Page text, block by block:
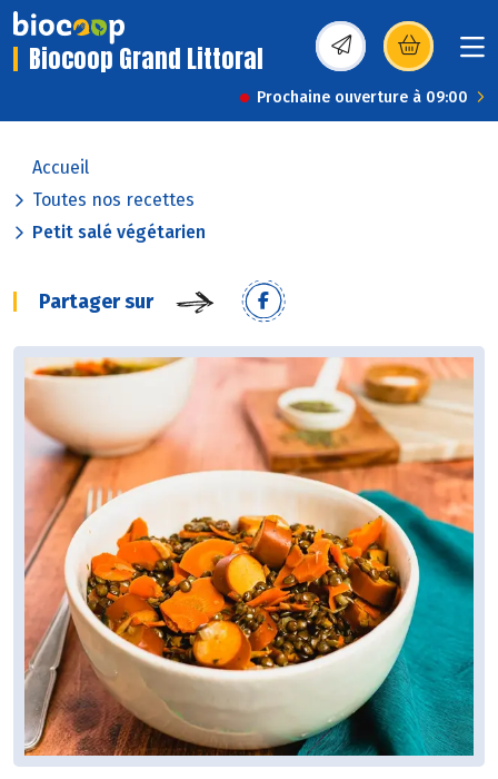
Biocoop Grand Littoral (s’ouvre dans une
Prochaine ouverture à 09:00
Accueil
Toutes nos recettes
Petit salé végétarien
Partager sur